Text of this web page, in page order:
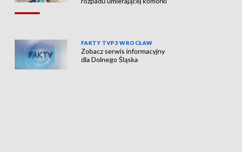
FAKTY TVP3 WROCŁAW
Zobacz serwis informacyjny
dla Dolnego Śląska